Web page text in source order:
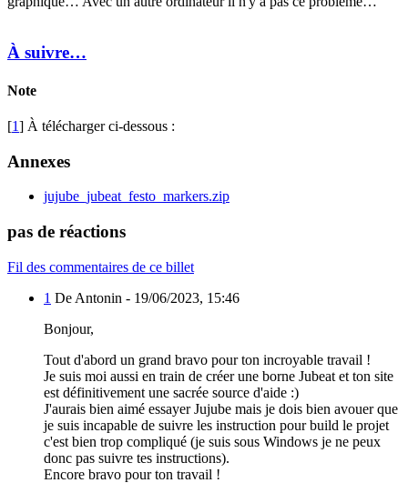
À suivre…
Note
[1] À télécharger ci-dessous :
Annexes
jujube_jubeat_festo_markers.zip
pas de réactions
Fil des commentaires de ce billet
1 De Antonin - 19/06/2023, 15:46
Bonjour,
Tout d'abord un grand bravo pour ton incroyable travail !
Je suis moi aussi en train de créer une borne Jubeat et ton site
est définitivement une sacrée source d'aide :)
J'aurais bien aimé essayer Jujube mais je dois bien avouer que
je suis incapable de suivre les instruction pour build le projet
c'est bien trop compliqué (je suis sous Windows je ne peux
donc pas suivre tes instructions).
Encore bravo pour ton travail !